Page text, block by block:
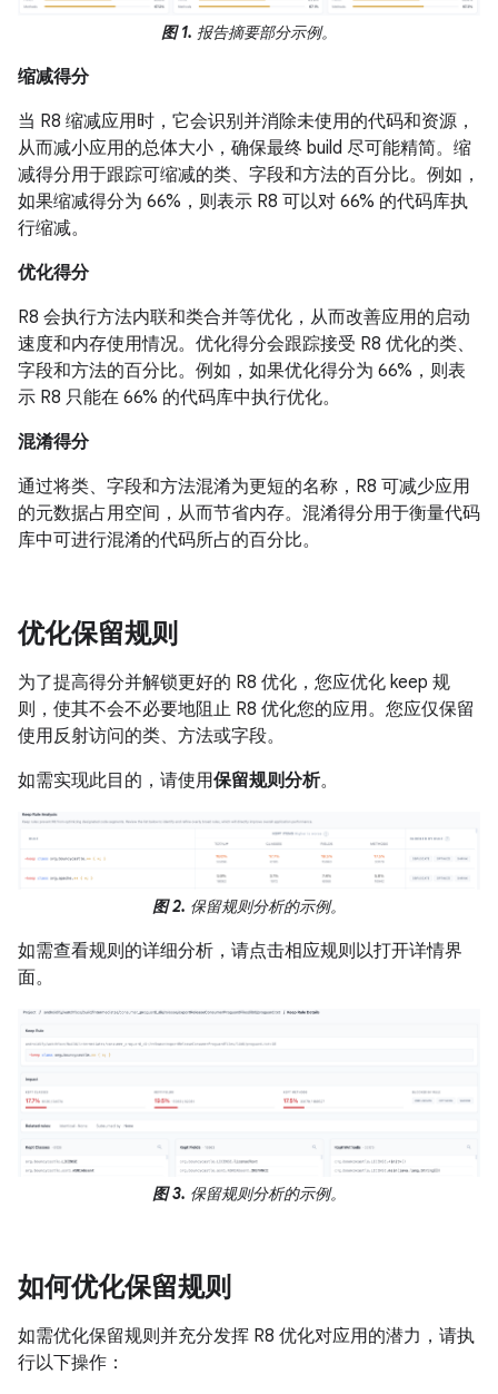
图 1. 报告摘要部分示例。
缩减得分
当 R8 缩减应用时，它会识别并消除未使用的代码和资源，
从而减小应用的总体大小，确保最终 build 尽可能精简。缩
减得分用于跟踪可缩减的类、字段和方法的百分比。例如，
如果缩减得分为 66%，则表示 R8 可以对 66% 的代码库执
行缩减。
优化得分
R8 会执行方法内联和类合并等优化，从而改善应用的启动
速度和内存使用情况。优化得分会跟踪接受 R8 优化的类、
字段和方法的百分比。例如，如果优化得分为 66%，则表
示 R8 只能在 66% 的代码库中执行优化。
混淆得分
通过将类、字段和方法混淆为更短的名称，R8 可减少应用
的元数据占用空间，从而节省内存。混淆得分用于衡量代码
库中可进行混淆的代码所占的百分比。
优化保留规则
为了提高得分并解锁更好的 R8 优化，您应优化 keep 规
则，使其不会不必要地阻止 R8 优化您的应用。您应仅保留
使用反射访问的类、方法或字段。
如需实现此目的，请使用保留规则分析。
图 2. 保留规则分析的示例。
如需查看规则的详细分析，请点击相应规则以打开详情界
面。
图 3. 保留规则分析的示例。
如何优化保留规则
如需优化保留规则并充分发挥 R8 优化对应用的潜力，请执
行以下操作：